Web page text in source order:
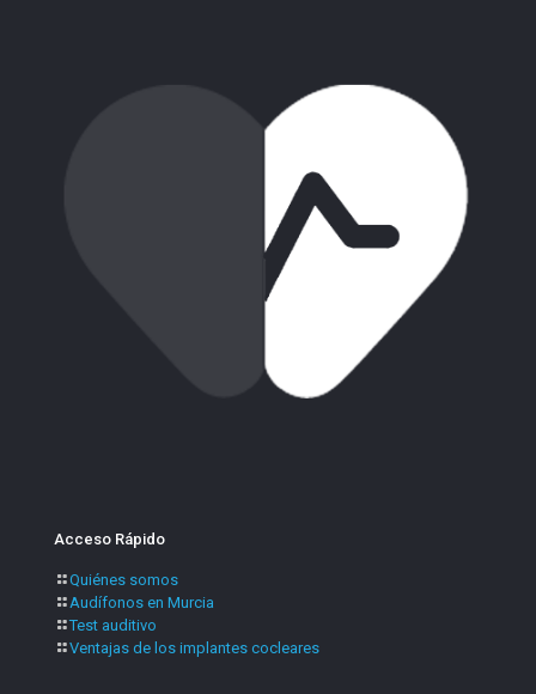
Acceso Rápido
Quiénes somos
Audífonos en Murcia
Test auditivo
Ventajas de los implantes cocleares